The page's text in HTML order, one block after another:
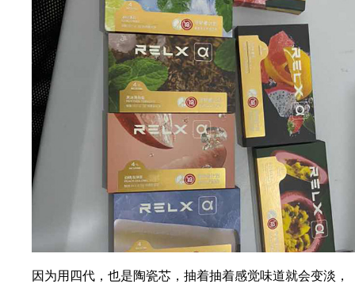
因为用四代，也是陶瓷芯，抽着抽着感觉味道就会变淡，